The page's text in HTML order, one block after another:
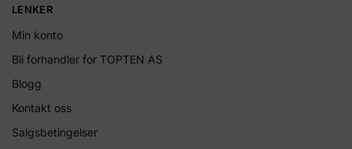
LENKER
Min konto
Bli forhandler for TOPTEN AS
Blogg
Kontakt oss
Salgsbetingelser